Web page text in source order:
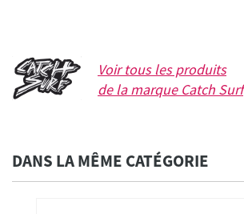
Voir tous les produits
de la marque Catch Surf
DANS LA MÊME CATÉGORIE